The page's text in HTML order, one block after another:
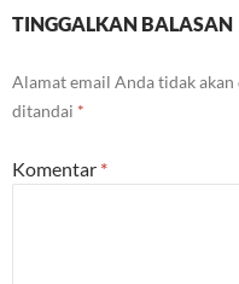
TINGGALKAN BALASAN
Alamat email Anda tidak
ditandai *
Komentar *